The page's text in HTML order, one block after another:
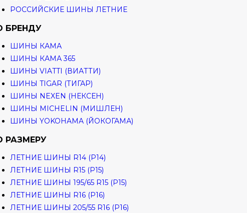
РОССИЙСКИЕ ШИНЫ ЛЕТНИЕ
БРЕНДУ
ШИНЫ КАМА
ШИНЫ КАМА 365
ШИНЫ VIATTI (ВИАТТИ)
ШИНЫ TIGAR (ТИГАР)
ШИНЫ NEXEN (НЕКСЕН)
ШИНЫ MICHELIN (МИШЛЕН)
ШИНЫ YOKOHAMA (ЙОКОГАМА)
РАЗМЕРУ
ЛЕТНИЕ ШИНЫ R14 (Р14)
ЛЕТНИЕ ШИНЫ R15 (Р15)
ЛЕТНИЕ ШИНЫ 195/65 R15 (Р15)
ЛЕТНИЕ ШИНЫ R16 (Р16)
ЛЕТНИЕ ШИНЫ 205/55 R16 (Р16)